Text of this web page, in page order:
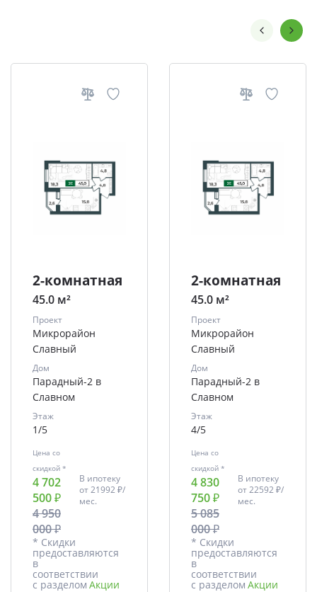
2-комнатная
45.0 м²
Проект
Микрорайон
Славный
Дом
Парадный-2 в
Славном
Этаж
1/5
Цена со
скидкой *
4 702
500 ₽
4 950
000 ₽
В ипотеку
от21992 ₽/
мес.
* Скидки
предоставляются
в
соответствии
с разделом Акции
2-комнатная
45.0 м²
Проект
Микрорайон
Славный
Дом
Парадный-2 в
Славном
Этаж
4/5
Цена со
скидкой *
4 830
750 ₽
5 085
000 ₽
В ипотеку
от22592 ₽/
мес.
* Скидки
предоставляются
в
соответствии
с разделом Акции